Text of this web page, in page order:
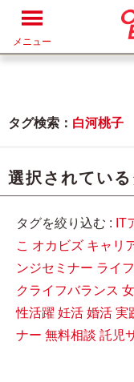
メニュー
タグ検索： 白河桃子
選択されてい
タグを絞り込む : IT
こ オカビズ キャリ
ンジセミナー ライ
クライフバランス
性活躍 妊活 婚活 実
ナー 無料相談 託児